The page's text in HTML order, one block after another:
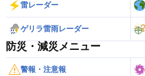
雷レーダー
ゲリラ雷雨レーダー
防災・減災メニュー
警報・注意報